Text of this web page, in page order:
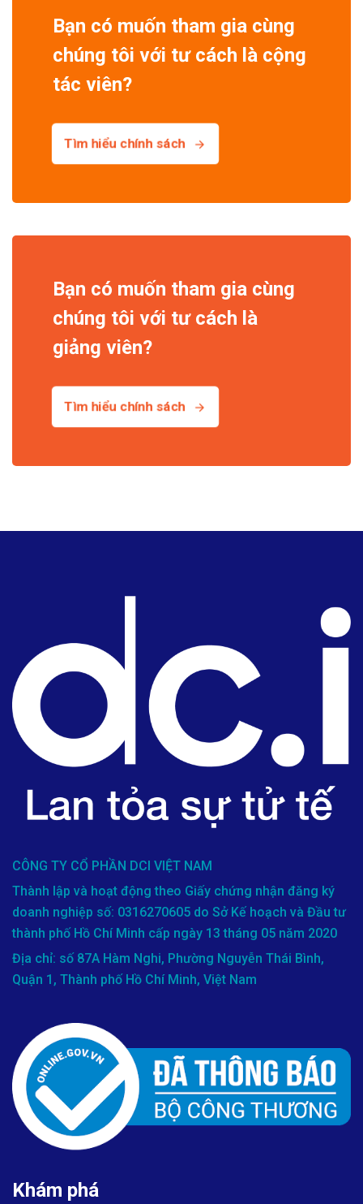
Bạn có muốn tham gia cùng
chúng tôi với tư cách là cộng
tác viên?
Tìm hiểu chính sách
Bạn có muốn tham gia cùng
chúng tôi với tư cách là
giảng viên?
Tìm hiểu chính sách
CÔNG TY CỔ PHẦN DCI VIỆT NAM
Thành lập và hoạt động theo Giấy chứng nhận đăng ký
doanh nghiệp số: 0316270605 do Sở Kế hoạch và Đầu tư
thành phố Hồ Chí Minh cấp ngày 13 tháng 05 năm 2020
Địa chỉ: số 87A Hàm Nghi, Phường Nguyễn Thái Bình,
Quận 1, Thành phố Hồ Chí Minh, Việt Nam
Khám phá